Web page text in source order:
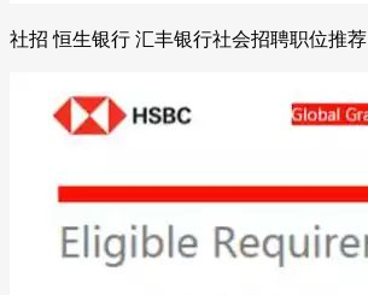
社招 恒生银行 汇丰银行社会招聘职位推荐